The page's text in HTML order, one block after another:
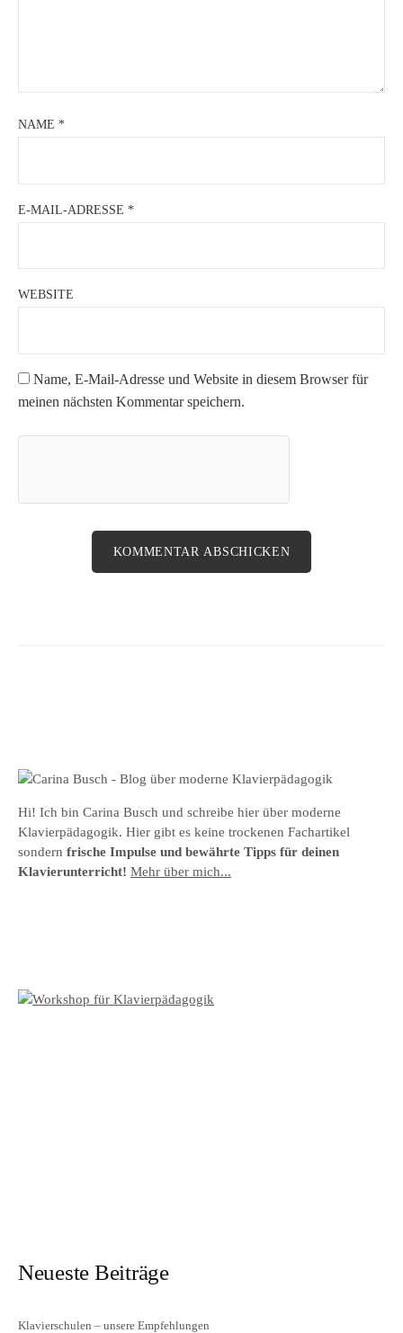
NAME *
E-MAIL-ADRESSE *
WEBSITE
Name, E-Mail-Adresse und Website in diesem Browser für
meinen nächsten Kommentar speichern.
Hi! Ich bin Carina Busch und schreibe hier über moderne
Klavierpädagogik. Hier gibt es keine trockenen Fachartikel
sondern frische Impulse und bewährte Tipps für deinen
Klavierunterricht! Mehr über mich...
Neueste Beiträge
Klavierschulen – unsere Empfehlungen